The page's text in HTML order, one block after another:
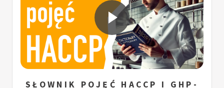
SŁOWNIK POJĘĆ HACCP I GHP-